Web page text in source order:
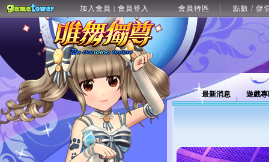
加入會員 | 會員登入 會員特區 點數 / 儲
最新消息 遊戲